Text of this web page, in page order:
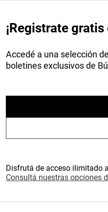
¡Registrate
Accedé a una selección
boletines exclusivos de
Disfrutá de acceso ilimitado
Consultá nuestras opciones